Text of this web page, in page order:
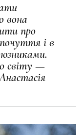
вона
про
і в
світу —